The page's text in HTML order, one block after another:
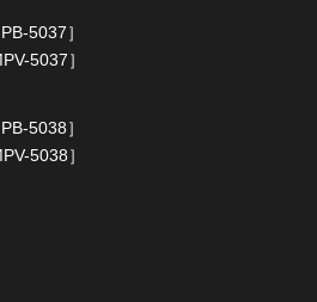
5037］
5037］
5038］
5038］